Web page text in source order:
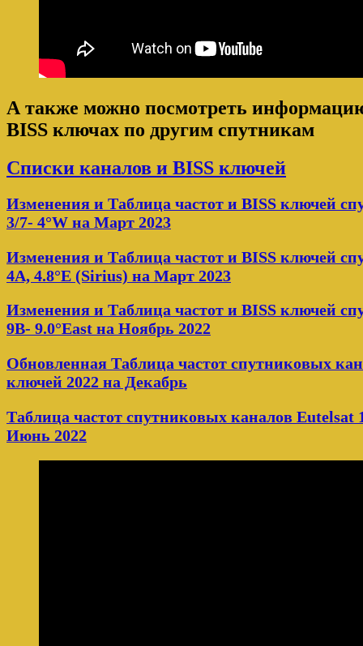
А также можно посмотреть
BISS ключах по другим спутникам
Списки каналов и BISS ключей
Изменения и Таблица частот и BISS ключей
3/7- 4°W на Март 2023
Изменения и Таблица частот и BISS ключей
4A, 4.8°E (Sirius) на Март 2023
Изменения и Таблица частот и BISS ключей
9B- 9.0°East на Ноябрь 2022
Обновленная Таблица частот спутниковых
ключей 2022 на Декабрь
Таблица частот спутниковых каналов Eutelsat
Июнь 2022